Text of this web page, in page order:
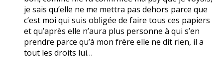
je sais qu’elle ne me mettra pas dehors parce que
c’est moi qui suis obligée de faire tous ces papiers
et qu’après elle n’aura plus personne à qui s’en
prendre parce qu’à mon frère elle ne dit rien, il a
tout les droits lui…